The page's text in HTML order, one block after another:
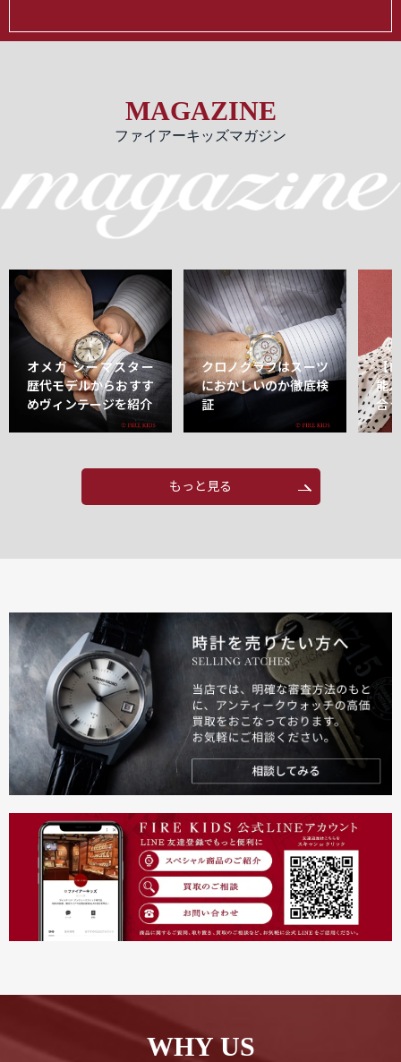
MAGAZINE
ファイアーキッズマガジン
オメガ シーマスター
歴代モデルからおすす
めヴィンテージを紹介
クロノグラフはスーツ
におかしいのか徹底検
証
【
能
合
もっと見る
WHY US